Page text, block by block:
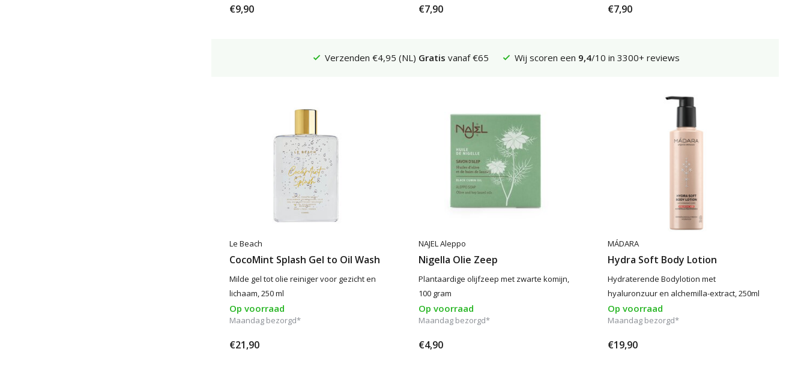
€9,90 €7,90 €7,90
Verzenden €4,95 (NL) Gratis vanaf €65 Wij scoren een 9,4/10 in 3300+ reviews
Le Beach
CocoMint Splash Gel to Oil Wash
Milde gel tot olie reiniger voor gezicht en
lichaam, 250 ml
Op voorraad
Maandag bezorgd*
€21,90
NAJEL Aleppo
Nigella Olie Zeep
Plantaardige olijfzeep met zwarte komijn,
100 gram
Op voorraad
Maandag bezorgd*
€4,90
MÁDARA
Hydra Soft Body Lotion
Hydraterende Bodylotion met
hyaluronzuur en alchemilla-extract, 250ml
Op voorraad
Maandag bezorgd*
€19,90